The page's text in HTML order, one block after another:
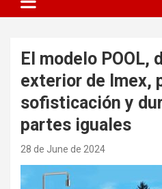
El modelo POOL,
exterior de Imex,
sofisticación y
partes iguales
28 de June de 2024